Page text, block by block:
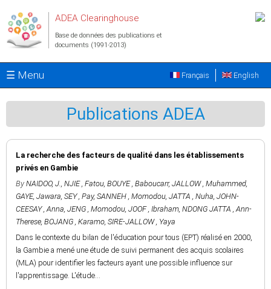
ADEA Clearinghouse
Base de données des publications et
documents (1991-2013)
☰ Menu English
Français
Publications ADEA
La recherche des facteurs de qualité dans les établissements
privés en Gambie
By NAIDOO, J., NJIE , Fatou, BOUYE , Baboucarr, JALLOW , Muhammed,
GAYE, Jawara, SEY , Pay, SANNEH , Momodou, JATTA , Nuha, JOHN-
CEESAY , Anna, JENG , Momodou, JOOF , Ibraham, NDONG JATTA , Ann-
Therese, BOJANG , Karamo, SIRE-JALLOW , Yaya
Dans le contexte du bilan de l'éducation pour tous (EPT) réalisé en 2000,
la Gambie a mené une étude de suivi permanent des acquis scolaires
(MLA) pour identifier les facteurs ayant une possible influence sur
l'apprentissage. L'étude...